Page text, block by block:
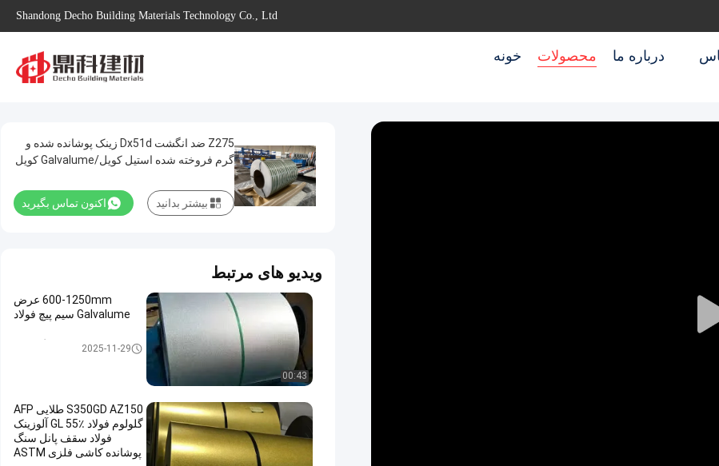
Shandong Decho Building Materials Technology Co., Ltd
خونه محصولات درباره ما
Play
Z275 ضد انگشت Dx51d زینک پوشانده شده و
گرم فروخته شده استیل کویل/Galvalume کویل
اکنون تماس بگیرید بیشتر بدانید
ویدیو های مرتبط
00:43
600-1250mm عرض
Galvalume سیم پیچ فولاد
کویل فولادی گالوالوم2025-11-29
S350GD AZ150 طلایی AFP
گلولوم فولاد GL 55٪ آلوزینک
فولاد سقف پانل سنگ
پوشانده کاشی فلزی ASTM